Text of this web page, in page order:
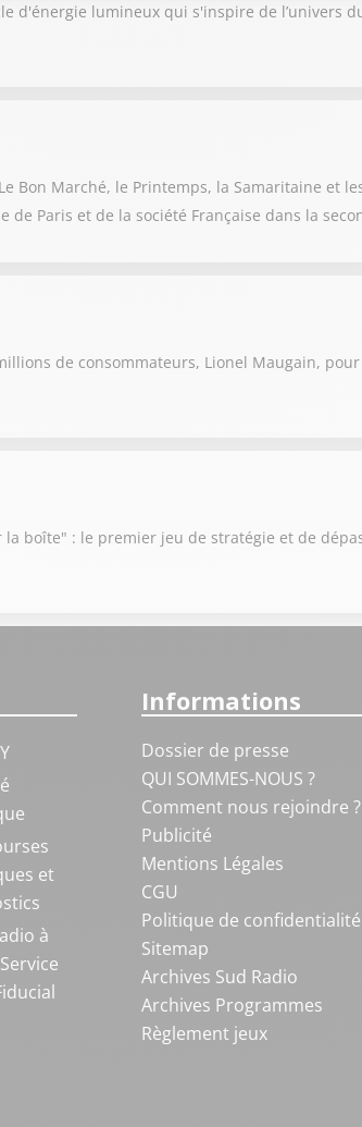
d'énergie lumineux qui s'inspire de l’univers
Bon Marché, le Printemps, la Samaritaine et
Paris et de la société Française dans la
de consommateurs, Lionel Maugain,
boîte" : le premier jeu de stratégie et de
et
à
Informations
Dossier de presse
QUI SOMMES-NOUS ?
Comment nous rejoindre ?
Publicité
Mentions Légales
CGU
Politique de confidentialité
Sitemap
Archives Sud Radio
Archives Programmes
Règlement jeux